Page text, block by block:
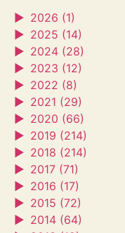
► 2026 (1)
► 2025 (14)
► 2024 (28)
► 2023 (12)
► 2022 (8)
► 2021 (29)
► 2020 (66)
► 2019 (214)
► 2018 (214)
► 2017 (71)
► 2016 (17)
► 2015 (72)
► 2014 (64)